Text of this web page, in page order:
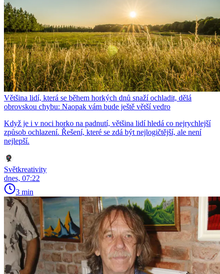
Většina lidí, která se během horkých dnů snaží ochladit, dělá
obrovskou chybu: Naopak vám bude ještě větší vedro
Když je i v noci horko na padnutí, většina lidí hledá co nejrychlejší
způsob ochlazení. Řešení, které se zdá být nejlogičtější, ale není
nejlepší.
Světkreativity
dnes, 07:22
3 min